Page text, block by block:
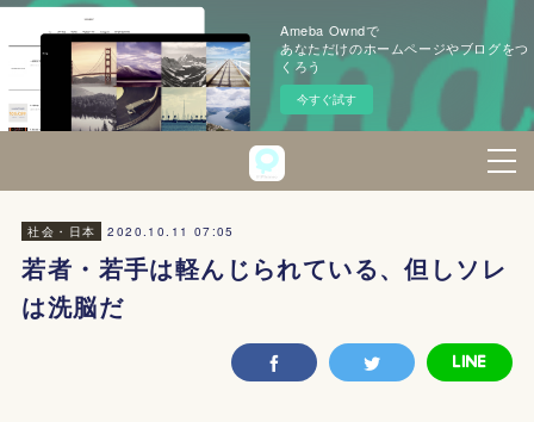
Ameba Owndで
あなただけのホームページやブログをつ
くろう
今すぐ試す
社会・日本 2020.10.11 07:05
若者・若手は軽んじられている、但しソレ
は洗脳だ